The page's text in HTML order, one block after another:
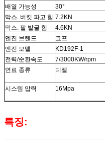
배열 가능성
30°
막스. 버킷 파고 힘 7.2KN
막스. 팔 발굴 힘
4.6KN
엔진 브랜드
코프
엔진 모델
KD192F-1
전력/순환속도
7/3000KW/rpm
연료 종류
디젤
시스템 압력 16Mpa
특징: